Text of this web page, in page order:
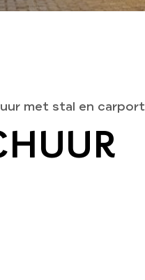
met stal en carport